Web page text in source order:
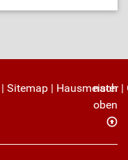
| Sitemap | Hausmeister|
nach
oben